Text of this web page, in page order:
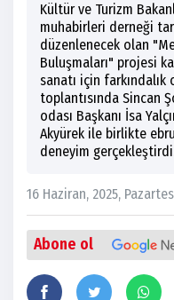
Kültür ve Turizm
muhabirleri derneği
düzenlenecek olan
Buluşmaları" projesi
sanatı için
toplantısında Sincan
odası Başkanı İsa
Akyürek ile birlikte
deneyim
16 Haziran, 2025,
Abone ol